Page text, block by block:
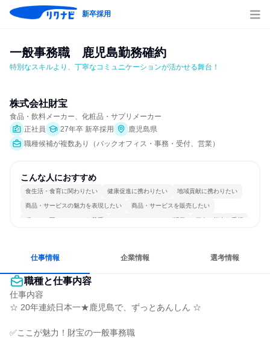
新卒採用
一般事務職　鹿児島勤務確約
特別なスキルより、丁寧なコミュニケーションが活かせる舞台！
株式会社財宝
食品・飲料メーカー、化粧品・サプリメーカー
正社員
27年卒 新卒採用
鹿児島県
職種候補が複数あり（バックオフィス・事務・受付、営業）
こんな人におすすめ
食生活・食育に関わりたい 健康促進に携わりたい 地域貢献に携わりたい
商品・サービスの魅力を表現したい 商品・サービスを販売したい
穏やかで互いのペースを尊重 コミュニケーションが活発 個人の能力を重視
仕事情報 企業情報 選考情報
職種と仕事内容
仕事内容
☆ 20年連続日本一★鹿児島で、ずっとあんしん ☆
✅ここが魅力！財宝の一般事務職